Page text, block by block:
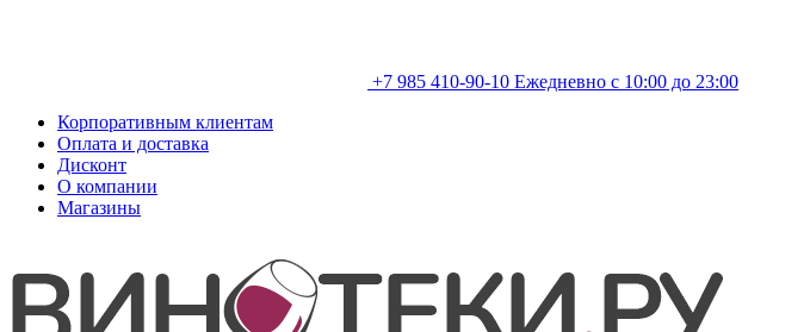
+7 985 410-90-10 Ежедневно с 10:00 до 23:00
Корпоративным клиентам
Оплата и доставка
Дисконт
О компании
Магазины